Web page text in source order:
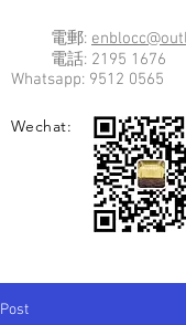
電郵:
電話: 2195 1676
Whatsapp: 9512 0565
Wechat:
Post